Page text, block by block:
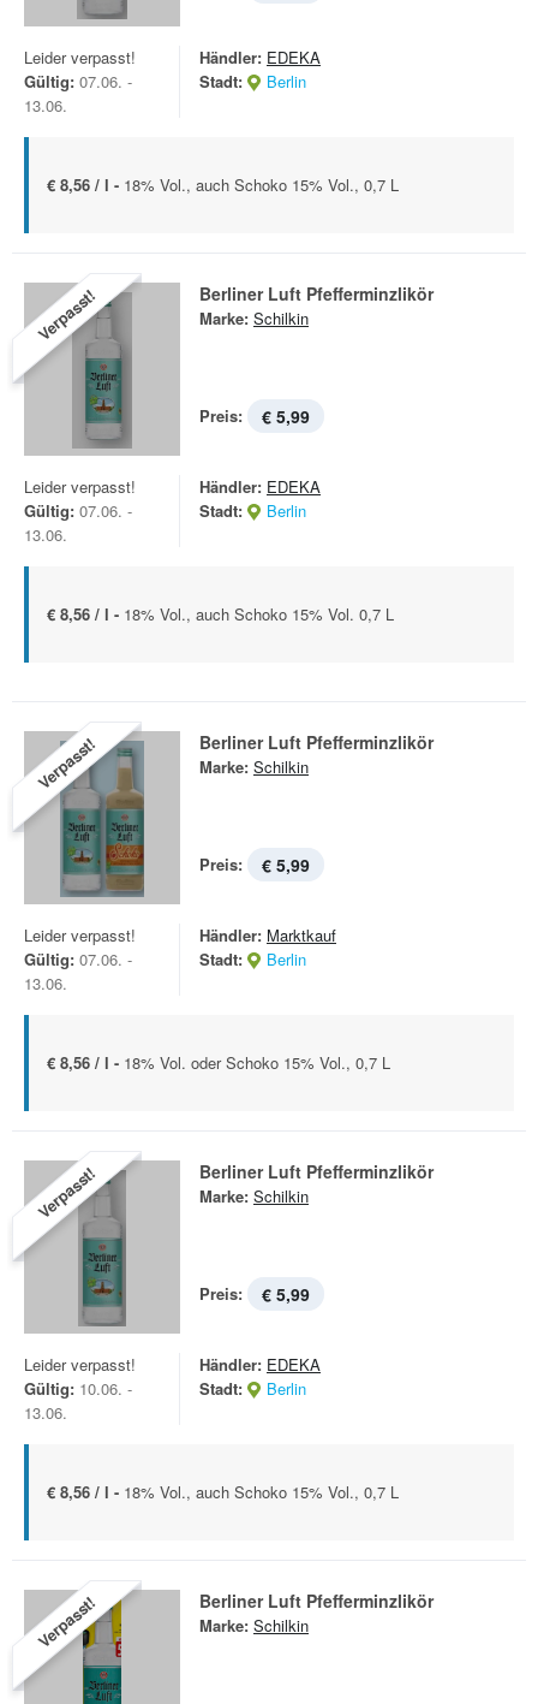
Leider verpasst!
Gültig: 07.06. -
13.06.
Händler: EDEKA
Stadt:
Berlin
€ 8,56 / l - 18% Vol., auch Schoko 15% Vol., 0,7 L
Verpasst! Berliner Luft Pfefferminzlikör
Marke: Schilkin
Preis: € 5,99
Leider verpasst!
Gültig: 07.06. -
13.06.
Händler: EDEKA
Stadt:
Berlin
€ 8,56 / l - 18% Vol., auch Schoko 15% Vol. 0,7 L
Verpasst! Berliner Luft Pfefferminzlikör
Marke: Schilkin
Preis: € 5,99
Leider verpasst!
Gültig: 07.06. -
13.06.
Händler: Marktkauf
Stadt:
Berlin
€ 8,56 / l - 18% Vol. oder Schoko 15% Vol., 0,7 L
Verpasst! Berliner Luft Pfefferminzlikör
Marke: Schilkin
Preis: € 5,99
Leider verpasst!
Gültig: 10.06. -
13.06.
Händler: EDEKA
Stadt:
Berlin
€ 8,56 / l - 18% Vol., auch Schoko 15% Vol., 0,7 L
Verpasst! Berliner Luft Pfefferminzlikör
Marke: Schilkin